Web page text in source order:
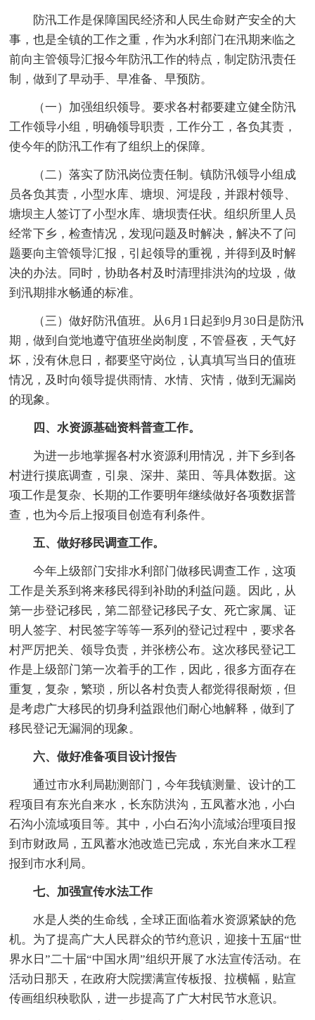
防汛工作是保障国民经济和人民生命财产安全的大
事，也是全镇的工作之重，作为水利部门在汛期来临之
前向主管领导汇报今年防汛工作的特点，制定防汛责任
制，做到了早动手、早准备、早预防。
（一）加强组织领导。要求各村都要建立健全防汛
工作领导小组，明确领导职责，工作分工，各负其责，
使今年的防汛工作有了组织上的保障。
（二）落实了防汛岗位责任制。镇防汛领导小组成
员各负其责，小型水库、塘坝、河堤段，并跟村领导、
塘坝主人签订了小型水库、塘坝责任状。组织所里人员
经常下乡，检查情况，发现问题及时解决，解决不了问
题要向主管领导汇报，引起领导的重视，并得到及时解
决的办法。同时，协助各村及时清理排洪沟的垃圾，做
到汛期排水畅通的标准。
（三）做好防汛值班。从6月1日起到9月30日是防汛
期，做到自觉地遵守值班坐岗制度，不管昼夜，天气好
坏，没有休息日，都要坚守岗位，认真填写当日的值班
情况，及时向领导提供雨情、水情、灾情，做到无漏岗
的现象。
四、水资源基础资料普查工作。
为进一步地掌握各村水资源利用情况，并下乡到各
村进行摸底调查，引泉、深井、菜田、等具体数据。这
项工作是复杂、长期的工作要明年继续做好各项数据普
查，也为今后上报项目创造有利条件。
五、做好移民调查工作。
今年上级部门安排水利部门做移民调查工作，这项
工作是关系到将来移民得到补助的利益问题。因此，从
第一步登记移民，第二部登记移民子女、死亡家属、证
明人签字、村民签字等等一系列的登记过程中，要求各
村严厉把关、领导负责，并张榜公布。这次移民登记工
作是上级部门第一次着手的工作，因此，很多方面存在
重复，复杂，繁琐，所以各村负责人都觉得很耐烦，但
是考虑广大移民的切身利益跟他们耐心地解释，做到了
移民登记无漏洞的现象。
六、做好准备项目设计报告
通过市水利局勘测部门，今年我镇测量、设计的工
程项目有东光自来水，长东防洪沟，五凤蓄水池，小白
石沟小流域项目等。其中，小白石沟小流域治理项目报
到市财政局，五凤蓄水池改造已完成，东光自来水工程
报到市水利局。
七、加强宣传水法工作
水是人类的生命线，全球正面临着水资源紧缺的危
机。为了提高广大人民群众的节约意识，迎接十五届“世
界水日”二十届“中国水周”组织开展了水法宣传活动。在
活动日那天，在政府大院摆满宣传板报、拉横幅，贴宣
传画组织秧歌队，进一步提高了广大村民节水意识。